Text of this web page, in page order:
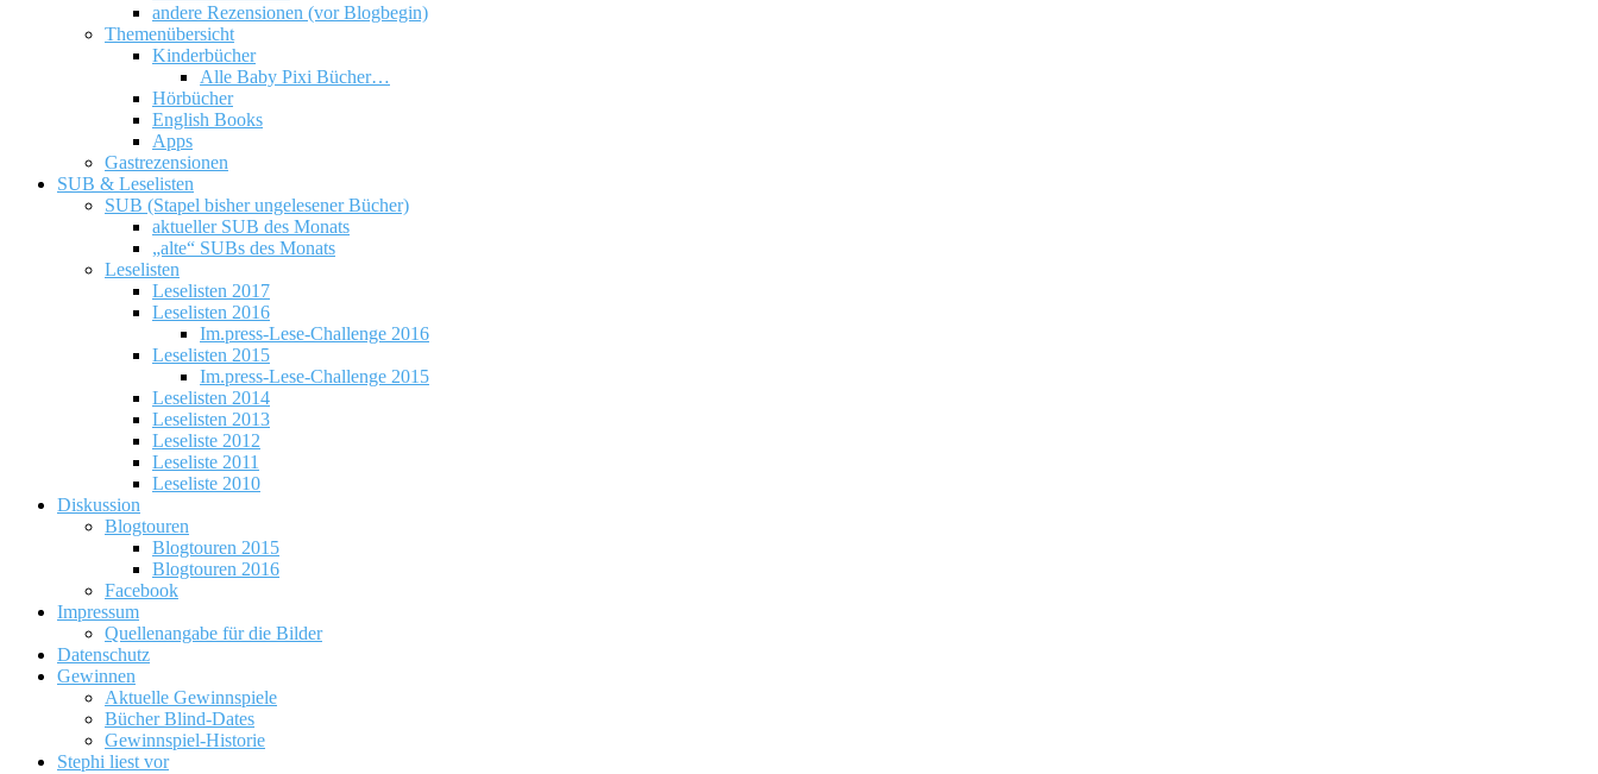
andere Rezensionen (vor Blogbegin)
Themenübersicht
Kinderbücher
Alle Baby Pixi Bücher…
Hörbücher
English Books
Apps
Gastrezensionen
SUB & Leselisten
SUB (Stapel bisher ungelesener Bücher)
aktueller SUB des Monats
„alte“ SUBs des Monats
Leselisten
Leselisten 2017
Leselisten 2016
Im.press-Lese-Challenge 2016
Leselisten 2015
Im.press-Lese-Challenge 2015
Leselisten 2014
Leselisten 2013
Leseliste 2012
Leseliste 2011
Leseliste 2010
Diskussion
Blogtouren
Blogtouren 2015
Blogtouren 2016
Facebook
Impressum
Quellenangabe für die Bilder
Datenschutz
Gewinnen
Aktuelle Gewinnspiele
Bücher Blind-Dates
Gewinnspiel-Historie
Stephi liest vor